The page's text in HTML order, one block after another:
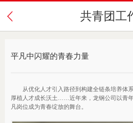
共青团工
平凡中闪耀的青春力量
从优化人才引入路径到构建全链条培养体系
厚植人才成长沃土……近年来，龙钢公司以青
凡岗位成为青春绽放的舞台。